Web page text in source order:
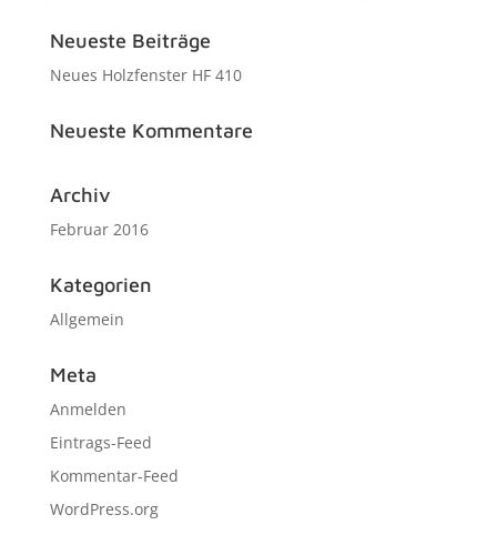
Neueste Beiträge
Neues Holzfenster HF 410
Neueste Kommentare
Archiv
Februar 2016
Kategorien
Allgemein
Meta
Anmelden
Eintrags-Feed
Kommentar-Feed
WordPress.org